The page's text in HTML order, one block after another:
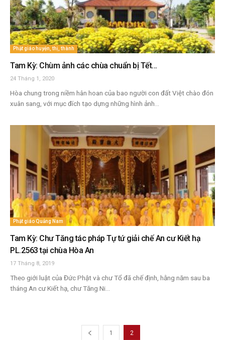
Phật giáo huyện, thị, thành
Tam Kỳ: Chùm ảnh các chùa chuẩn bị Tết…
24 Tháng 1, 2020
Hòa chung trong niềm hân hoan của bao người con đất Việt chào đón
xuân sang, với mục đích tạo dựng những hình ảnh...
Phật giáo Quảng Nam
Tam Kỳ: Chư Tăng tác pháp Tự tứ giải chế An cư Kiết hạ
PL.2563 tại chùa Hòa An
17 Tháng 8, 2019
Theo giới luật của Đức Phật và chư Tổ đã chế định, hằng năm sau ba
tháng An cư Kiết hạ, chư Tăng Ni...
1 2